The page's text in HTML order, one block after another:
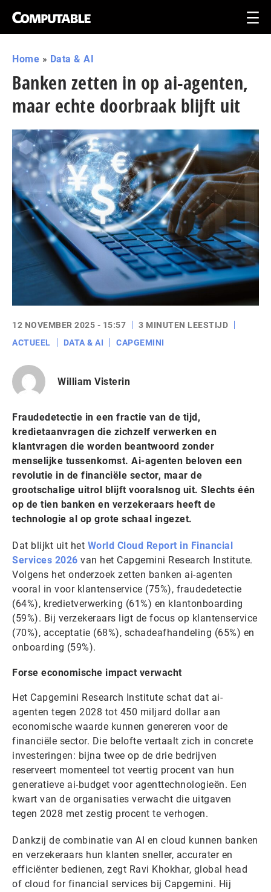
Home » Data & AI
Banken zetten in op ai-agenten,
maar echte doorbraak blijft uit
12 NOVEMBER 2025 - 15:57
3 MINUTEN LEESTIJD
ACTUEEL
DATA & AI CAPGEMINI
William Visterin
Fraudedetectie in een fractie van de tijd,
kredietaanvragen die zichzelf verwerken en
klantvragen die worden beantwoord zonder
menselijke tussenkomst. Ai-agenten beloven een
revolutie in de financiële sector, maar de
grootschalige uitrol blijft vooralsnog uit. Slechts één
op de tien banken en verzekeraars heeft de
technologie al op grote schaal ingezet.
Dat blijkt uit het World Cloud Report in Financial
Services 2026 van het Capgemini Research Institute.
Volgens het onderzoek zetten banken ai-agenten
vooral in voor klantenservice (75%), fraudedetectie
(64%), kredietverwerking (61%) en klantonboarding
(59%). Bij verzekeraars ligt de focus op klantenservice
(70%), acceptatie (68%), schadeafhandeling (65%) en
onboarding (59%).
Forse economische impact verwacht
Het Capgemini Research Institute schat dat ai-
agenten tegen 2028 tot 450 miljard dollar aan
economische waarde kunnen genereren voor de
financiële sector. Die belofte vertaalt zich in concrete
investeringen: bijna twee op de drie bedrijven
reserveert momenteel tot veertig procent van hun
generatieve ai-budget voor agenttechnologieën. Een
kwart van de organisaties verwacht die uitgaven
tegen 2028 met zestig procent te verhogen.
Dankzij de combinatie van AI en cloud kunnen banken
en verzekeraars hun klanten sneller, accurater en
efficiënter bedienen, zegt Ravi Khokhar, global head
of cloud for financial services bij Capgemini. Hij